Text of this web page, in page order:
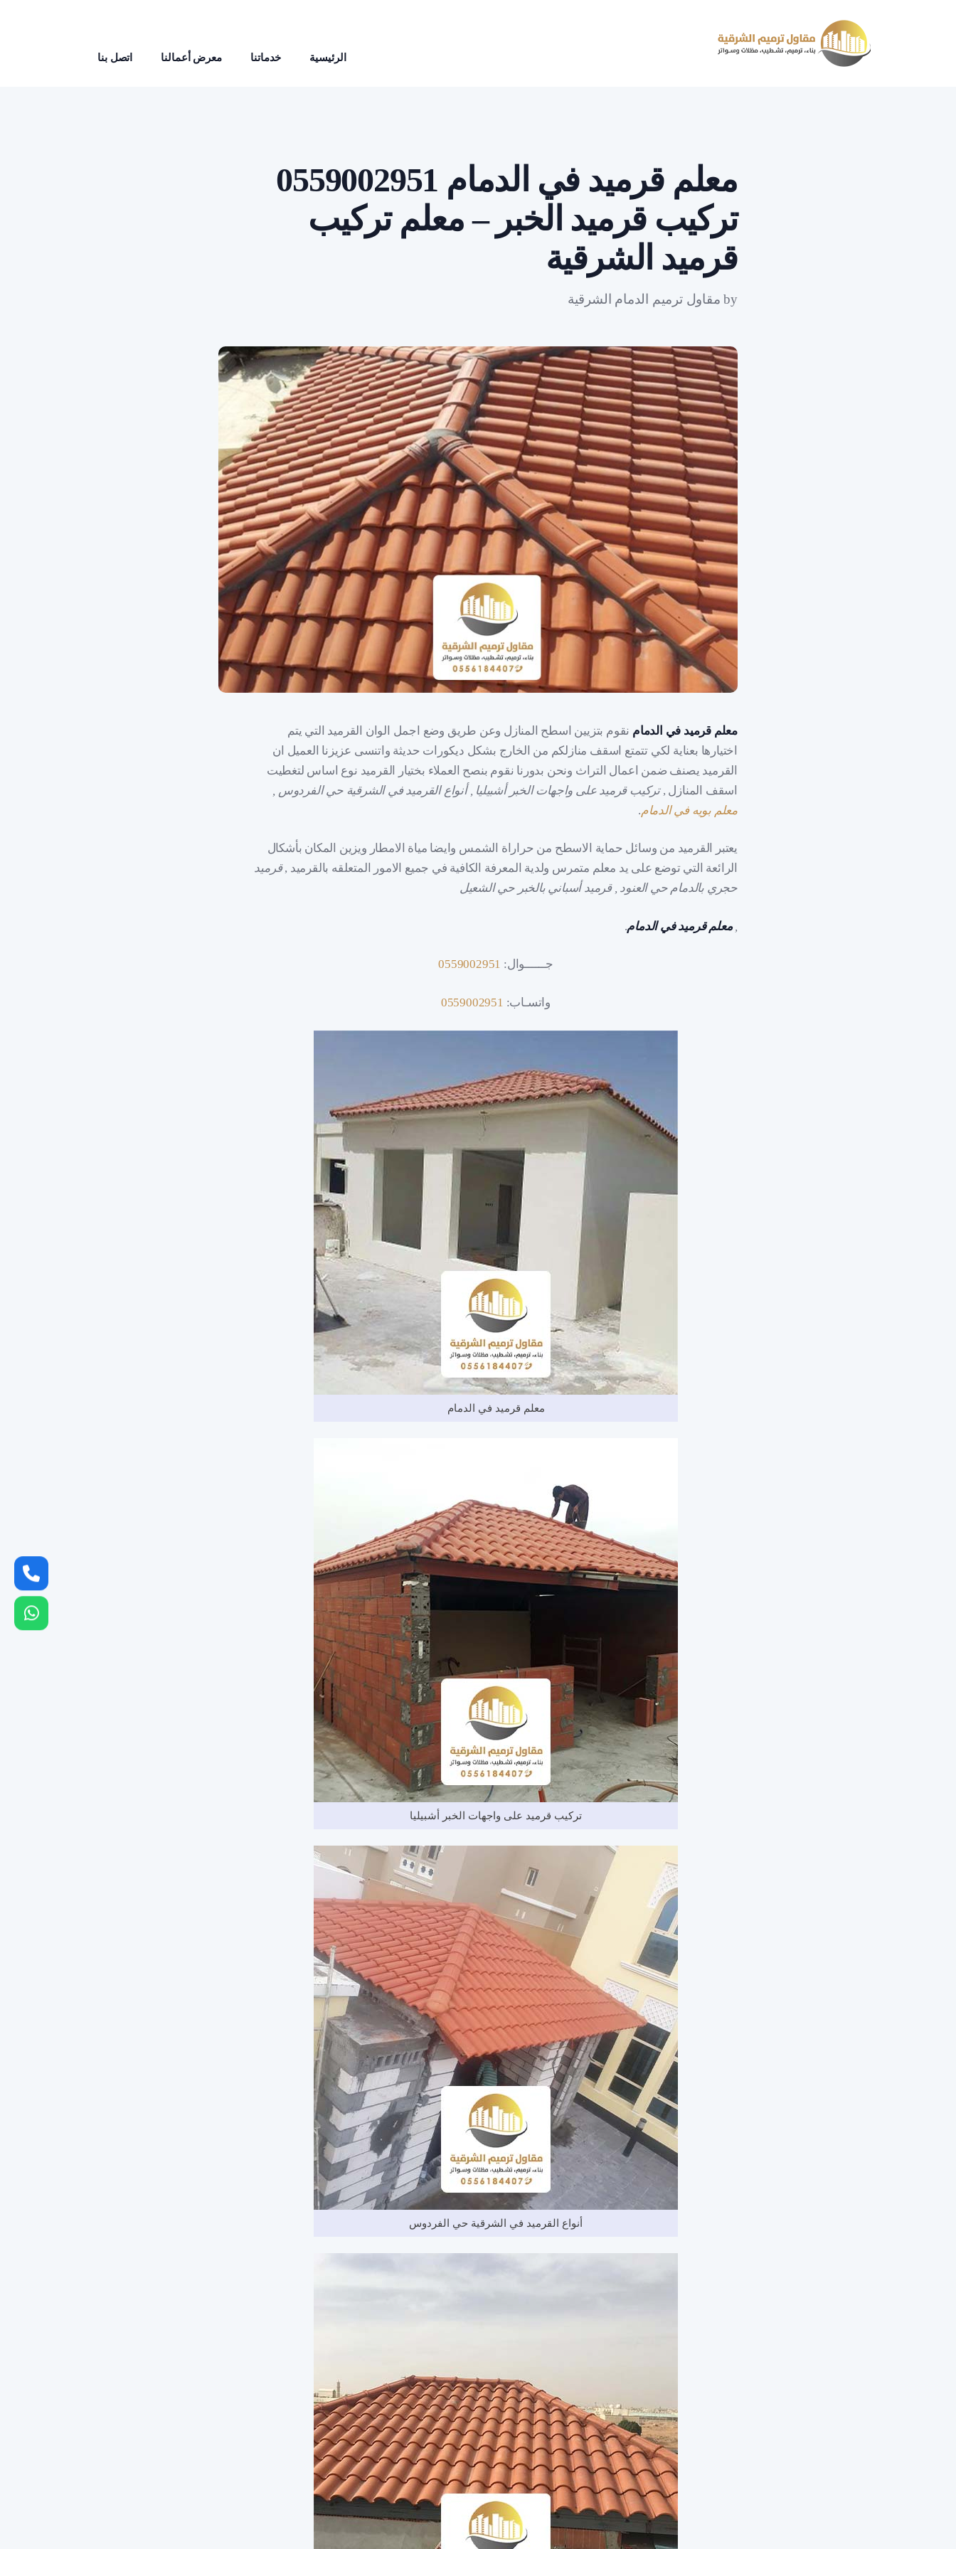
الرئيسية خدماتنا معرض أعمالنا اتصل بنا
معلم قرميد في الدمام 0559002951
تركيب قرميد الخبر – معلم تركيب
قرميد الشرقية
by مقاول ترميم الدمام الشرقية
معلم قرميد في الدمام نقوم بتزيين اسطح المنازل وعن طريق وضع اجمل الوان القرميد التي يتم
اختيارها بعناية لكي تتمتع اسقف منازلكم من الخارج بشكل ديكورات حديثة واتنسى عزيزنا العميل ان
القرميد يصنف ضمن اعمال التراث ونحن بدورنا نقوم بنصح العملاء بختيار القرميد نوع اساس لتغطيت
اسقف المنازل ,تركيب قرميد على واجهات الخبر أشبيليا , أنواع القرميد في الشرقية حي الفردوس ,
معلم بويه في الدمام.
يعتبر القرميد من وسائل حماية الاسطح من حراراة الشمس وايضا مياة الامطار ويزين المكان بأشكال
الرائعة التي توضع على يد معلم متمرس ولدية المعرفة الكافية في جميع الامور المتعلقه بالقرميد ,قرميد
حجري بالدمام حي العنود , قرميد أسباني بالخبر حي الشعيل
,معلم قرميد في الدمام.
جــــــوال: 0559002951
واتسـاب: 0559002951
معلم قرميد في الدمام
تركيب قرميد على واجهات الخبر أشبيليا
أنواع القرميد في الشرقية حي الفردوس